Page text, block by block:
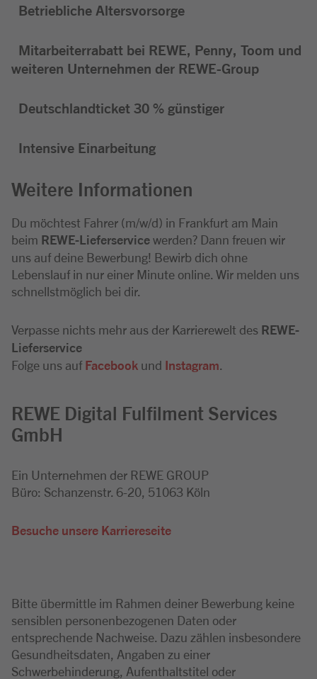
Betriebliche Altersvorsorge
Mitarbeiterrabatt bei REWE, Penny, Toom und
weiteren Unternehmen der REWE-Group
Deutschlandticket 30 % günstiger
Intensive Einarbeitung
Weitere Informationen
Du möchtest Fahrer (m/w/d) in Frankfurt am Main
beim REWE-Lieferservicewerden? Dann freuen wir
uns auf deine Bewerbung! Bewirb dich ohne
Lebenslauf in nur einer Minute online. Wir melden uns
schnellstmöglich bei dir.
Verpasse nichts mehr aus der Karrierewelt des REWE-
Lieferservice
Folge uns auf Facebook und Instagram
REWE Digital Fulfilment Services
GmbH
Ein Unternehmen der REWE GROUP
Büro: Schanzenstr. 6-20, 51063 Köln
Besuche unsere Karriereseite
Bitte übermittle im Rahmen deiner Bewerbung keine
sensiblen personenbezogenen Daten oder
entsprechende Nachweise. Dazu zählen insbesondere
Gesundheitsdaten, Angaben zu einer
Schwerbehinderung, Aufenthaltstitel oder